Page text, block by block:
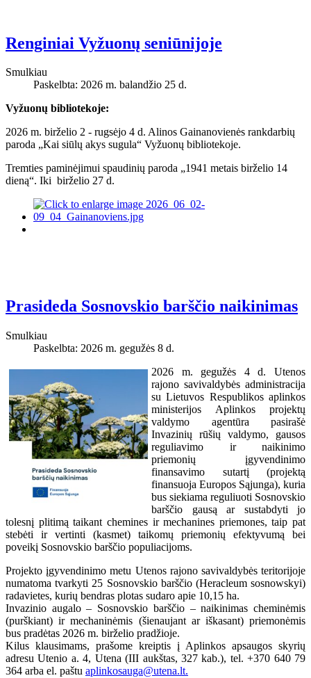
Renginiai Vyžuonų seniūnijoje
Smulkiau
Paskelbta: 2026 m. balandžio 25 d.
Vyžuonų bibliotekoje:
2026 m. birželio 2 - rugsėjo 4 d. Alinos Gainanovienės rankdarbių
paroda „Kai siūlų akys sugula“ Vyžuonų bibliotekoje.
Tremties paminėjimui spaudinių paroda „1941 metais birželio 14
dieną“. Iki birželio 27 d.
Prasideda Sosnovskio barščio naikinimas
Smulkiau
Paskelbta: 2026 m. gegužės 8 d.
2026 m. gegužės 4 d. Utenos
rajono savivaldybės administracija
su Lietuvos Respublikos aplinkos
ministerijos Aplinkos projektų
valdymo agentūra pasirašė
Invazinių rūšių valdymo, gausos
reguliavimo ir naikinimo
priemonių įgyvendinimo
finansavimo sutartį (projektą
finansuoja Europos Sąjunga), kuria
bus siekiama reguliuoti Sosnovskio
barščio gausą ar sustabdyti jo
tolesnį plitimą taikant chemines ir mechanines priemones, taip pat
stebėti ir vertinti (kasmet) taikomų priemonių efektyvumą bei
poveikį Sosnovskio barščio populiacijoms.
Projekto įgyvendinimo metu Utenos rajono savivaldybės teritorijoje
numatoma tvarkyti 25 Sosnovskio barščio (Heracleum sosnowskyi)
radavietes, kurių bendras plotas sudaro apie 10,15 ha.
Invazinio augalo – Sosnovskio barščio – naikinimas cheminėmis
(purškiant) ir mechaninėmis (šienaujant ar iškasant) priemonėmis
bus pradėtas 2026 m. birželio pradžioje.
Kilus klausimams, prašome kreiptis į Aplinkos apsaugos skyrių
adresu Utenio a. 4, Utena (III aukštas, 327 kab.), tel. +370 640 79
364 arba el. paštu aplinkosauga@utena.lt.